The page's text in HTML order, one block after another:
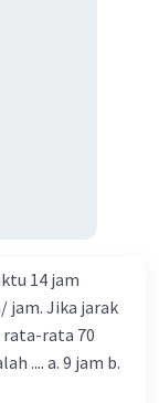
14 jam
jam. Jika jarak
rata 70
jam b.